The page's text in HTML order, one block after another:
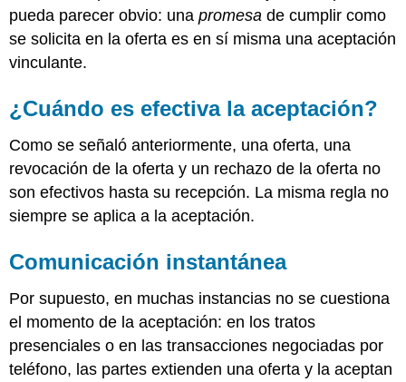
pueda parecer obvio: unapromesa de cumplir como
se solicita en la oferta es en sí misma una aceptación
vinculante.
¿Cuándo es efectiva la aceptación?
Como se señaló anteriormente, una oferta, una
revocación de la oferta y un rechazo de la oferta no
son efectivos hasta su recepción. La misma regla no
siempre se aplica a la aceptación.
Comunicación instantánea
Por supuesto, en muchas instancias no se cuestiona
el momento de la aceptación: en los tratos
presenciales o en las transacciones negociadas por
teléfono, las partes extienden una oferta y la aceptan